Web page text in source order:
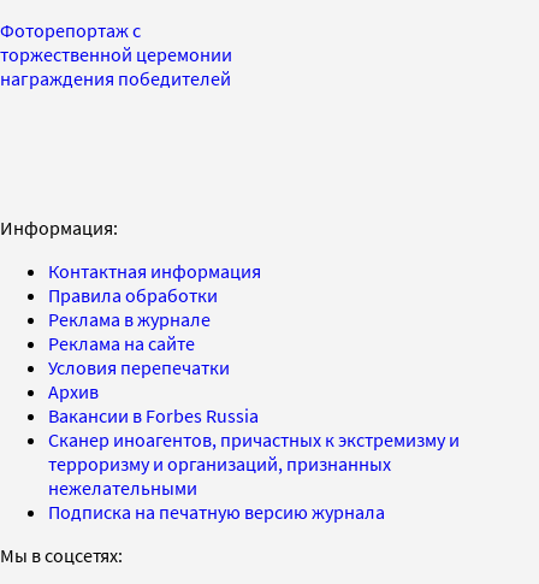
Фоторепортаж с
торжественной церемонии
награждения победителей
Информация:
Контактная информация
Правила обработки
Реклама в журнале
Реклама на сайте
Условия перепечатки
Архив
Вакансии в Forbes Russia
Сканер иноагентов, причастных к экстремизму и
терроризму и организаций, признанных
нежелательными
Подписка на печатную версию журнала
Мы в соцсетях: